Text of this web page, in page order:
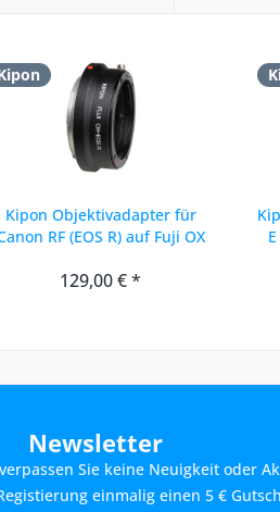
Kipon Objektivadapter für
RF (EOS R) auf Fuji OX
129,00 € *
Newsletter
Sie keine Neuigkeit oder
einmalig einen 5 €